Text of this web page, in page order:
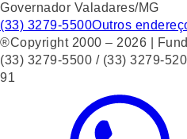
Governador Valadares/MG
(33) 3279-5500Outros
®Copyright 2000 – 2026 |
(33) 3279-5500 / (33) 3279-
91